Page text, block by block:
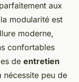
aux
modularité est
moderne,
confortables
de entretien
nécessite peu de